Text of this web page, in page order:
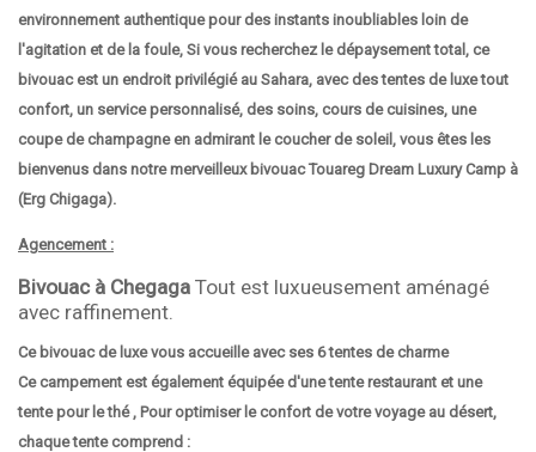
environnement authentique pour des instants inoubliables loin de
l'agitation et de la foule, Si vous recherchez le dépaysement total, ce
bivouac est un endroit privilégié au Sahara, avec des tentes de luxe tout
confort, un service personnalisé, des soins, cours de cuisines, une
coupe de champagne en admirant le coucher de soleil, vous êtes les
bienvenus dans notre merveilleux bivouac Touareg Dream Luxury Camp à
(Erg Chigaga).
Agencement :
Bivouac à Chegaga Tout est luxueusement aménagé
avec raffinement.
Ce bivouac de luxe vous accueille avec ses 6 tentes de charme
Ce campement est également équipée d'une tente restaurant et une
tente pour le thé , Pour optimiser le confort de votre voyage au désert,
chaque tente comprend :